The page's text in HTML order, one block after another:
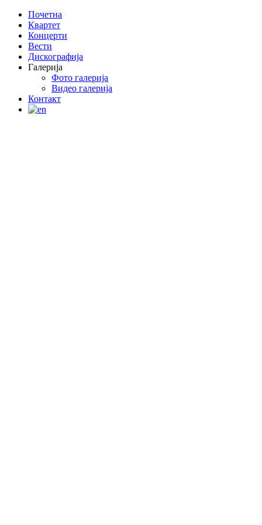
Почетна
Квартет
Концерти
Вести
Дискографија
Галерија
Фото галерија
Видео галерија
Контакт